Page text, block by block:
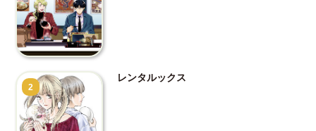
2
レンタルックス